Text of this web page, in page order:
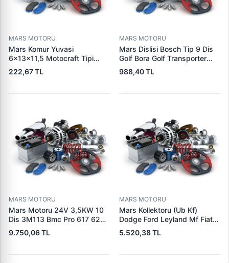
MARS MOTORU
Mars Komur Yuvasi
6×13×11,5 Motocraft Tipi
Ford Ranger Focus Fiesta
Connect (FO0731
5L8Z11000AC) | PARS PRS-
222,67 TL
MARS MOTORU
Mars Dislisi Bosch Tip 9 Dis
Golf Bora Golf Transporter
Seat Skoda (15713) | ZEN
1480 | OEM 1011480
988,40 TL
MARS MOTORU
Mars Motoru 24V 3,5KW 10
Dis 3M113 Bmc Pro 617 620
(619 240 36 619 240 46
Yerine) | LUCAS 619 241 46
9.750,06 TL
MARS MOTORU
Mars Kollektoru (Ub Kf)
Dodge Ford Leyland Mf Fiat
Trans | MAKO 72313941 |
OEM 72313941
5.520,38 TL